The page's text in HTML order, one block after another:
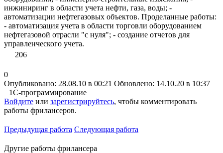
инжиниринг в области учета нефти, газа, воды; -
автоматизации нефтегазовых объектов. Проделанные работы:
- автоматизация учета в области торговли оборудованием
нефтегазовой отрасли "с нуля"; - создание отчетов для
управленческого учета.
206
0
Опубликовано: 28.08.10 в 00:21 Обновлено: 14.10.20 в 10:37
1С-программирование
Войдите или зарегистрируйтесь, чтобы комментировать
работы фрилансеров.
Предыдущая работа Следующая работа
Другие работы фрилансера